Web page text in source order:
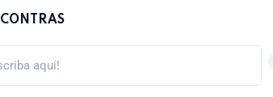
CONTRAS